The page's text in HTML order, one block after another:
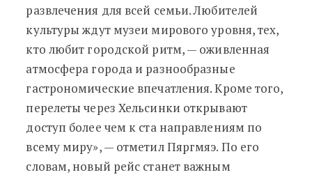
развлечения для всей семьи. Любителей
культуры ждут музеи мирового уровня, тех,
кто любит городской ритм, — оживленная
атмосфера города и разнообразные
гастрономические впечатления. Кроме того,
перелеты через Хельсинки открывают
доступ более чем к ста направлениям по
всему миру», — отметил Пяргмяэ. По его
словам, новый рейс станет важным